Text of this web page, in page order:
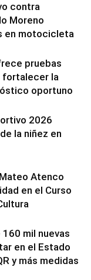
contra
Moreno
en motocicleta
pruebas
fortalecer la
oportuno
2026
la niñez en
Atenco
en el Curso
mil nuevas
en el Estado
y más medidas